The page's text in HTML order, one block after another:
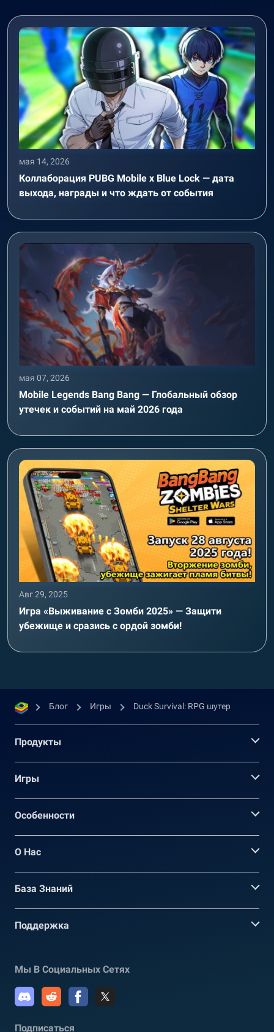
мая 14, 2026
Коллаборация PUBG Mobile x Blue Lock — дата
выхода, награды и что ждать от события
мая 07, 2026
Mobile Legends Bang Bang — Глобальный обзор
утечек и событий на май 2026 года
Авг 29, 2025
Игра «Выживание с Зомби 2025» — Защити
убежище и сразись с ордой зомби!
Блог Игры Duck Survival: RPG шутер
Продукты
Игры
Oсобенности
О Нас
База Знаний
Поддержка
Мы В Социальных Сетях
Подписаться